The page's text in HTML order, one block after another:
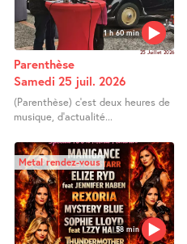
1 h 60 min
25 Juillet 2026
Parenthèse
Samedi 25 juil. 2026
(Parenthèse) c’est deux heures de
musique, d’actualité...
58 min
Metal rendez-vous